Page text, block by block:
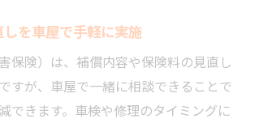
を車屋で手軽に実施
保険）は、補償内容や保険料の見直し
すが、車屋で一緒に相談できることで
できます。車検や修理のタイミングに